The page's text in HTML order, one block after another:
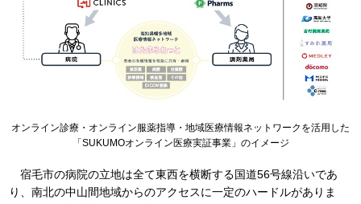
オンライン診療・オンライン服薬指導・地域医療情報ネットワークを活用した
「SUKUMOオンライン医療実証事業」のイメージ
宿毛市の病院の立地は全て東西を横断する国道56号線沿いであ
り、南北の中山間地域からのアクセスに一定のハードルがありま